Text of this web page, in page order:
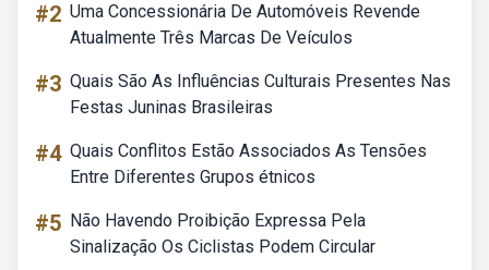
#2 Uma Concessionária De Automóveis Revende
Atualmente Três Marcas De Veículos
#3 Quais São As Influências Culturais Presentes Nas
Festas Juninas Brasileiras
#4 Quais Conflitos Estão Associados As Tensões
Entre Diferentes Grupos étnicos
#5 Não Havendo Proibição Expressa Pela
Sinalização Os Ciclistas Podem Circular